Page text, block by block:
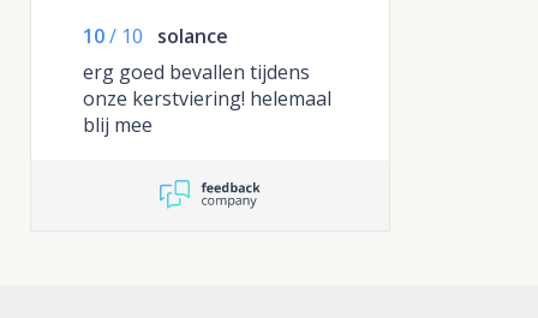
smaken, die zijn anders en
gewoon heel erg lekker
gekruid.
10/ 10
solance
erg goed bevallen tijdens
onze kerstviering! helemaal
blij mee